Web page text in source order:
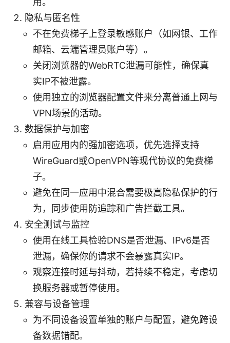
隐私与匿名性
不在免费梯子上登录敏感账户（如网银、工作
邮箱、云端管理员账户等）。
关闭浏览器的WebRTC泄漏可能性，确保真
实IP不被泄露。
使用独立的浏览器配置文件来分离普通上网与
VPN场景的活动。
数据保护与加密
启用应用内的强加密选项，优先选择支持
WireGuard或OpenVPN等现代协议的免费梯
子。
避免在同一应用中混合需要极高隐私保护的行
为，同步使用防追踪和广告拦截工具。
安全测试与监控
使用在线工具检验DNS是否泄漏、IPv6是否
泄漏，确保你的请求不会暴露真实IP。
观察连接时延与抖动，若持续不稳定，考虑切
换服务器或暂停使用。
兼容与设备管理
为不同设备设置单独的账户与配置，避免跨设
备数据错配。